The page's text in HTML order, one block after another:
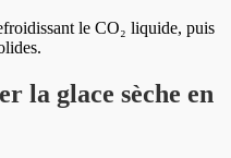
le CO₂ liquide, puis
la glace sèche en